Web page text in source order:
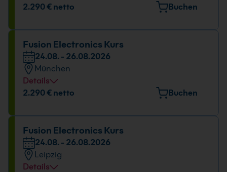
Veranstaltungsort
Datum und Uhrzeit
24.08. - 26.08.2026
09:00 - 16:00 Uhr
2.290 € netto Buchen
Fusion Electronics Kurs
24.08. - 26.08.2026
München
Details
Veranstaltungsort
Datum und Uhrzeit
24.08. - 26.08.2026
09:00 - 16:00 Uhr
2.290 € netto Buchen
Fusion Electronics Kurs
24.08. - 26.08.2026
Leipzig
Details